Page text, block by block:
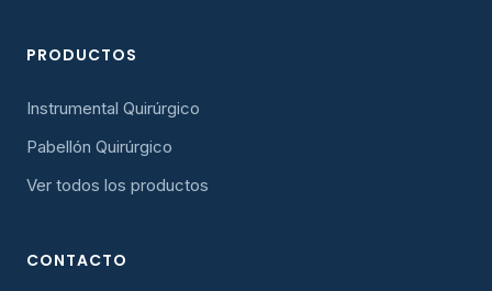
PRODUCTOS
Instrumental Quirúrgico
Pabellón Quirúrgico
Ver todos los productos
CONTACTO